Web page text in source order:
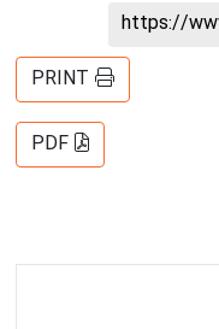
https://
PRINT
PDF